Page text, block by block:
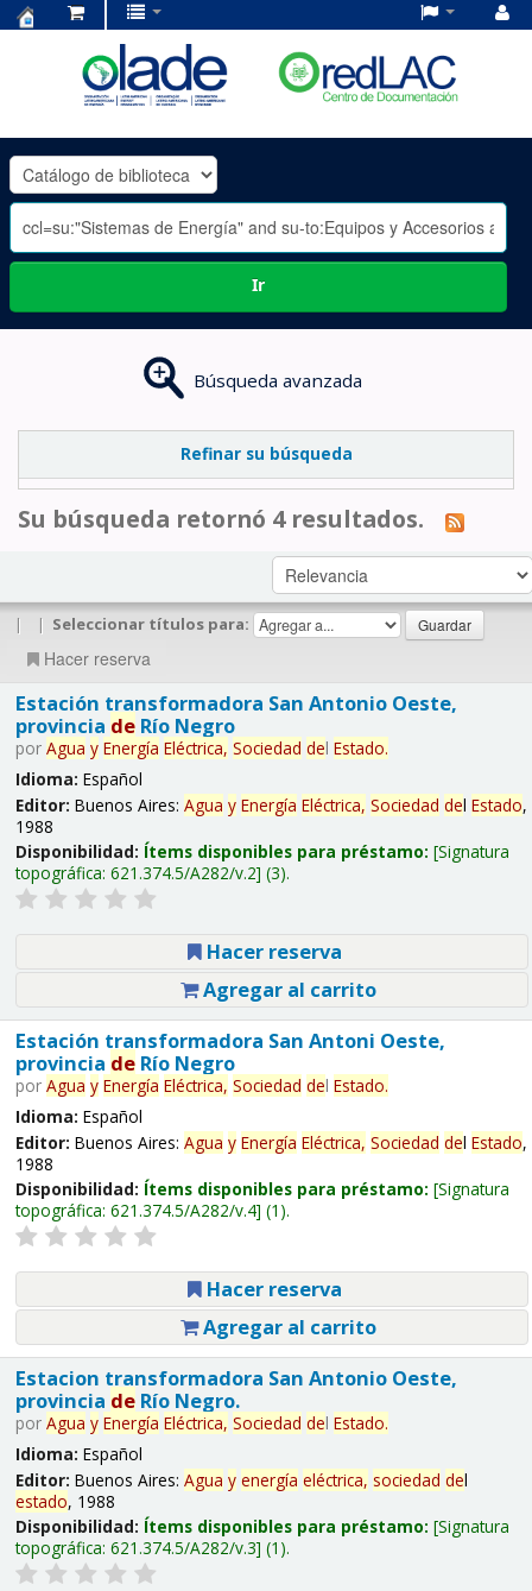
OLADE
-
Ir
Búsqueda avanzada
Refinar su búsqueda
Su búsqueda retornó 4 resultados.
| | Seleccionar títulos para:
Hacer reserva
Estación transformadora San Antonio Oeste,
provincia deRío Negro
por Agua y Energía Eléctrica, Sociedad del Estado.
Idioma: Español
Editor: Buenos Aires: Agua y Energía Eléctrica, Sociedad del Estado,
1988
Disponibilidad: Ítems disponibles para préstamo: Signatura
topográfica: 621.374.5/A282/v.2 (3).
Hacer reserva
Agregar al carrito
Estación transformadora San Antoni Oeste,
provincia deRío Negro
por Agua y Energía Eléctrica, Sociedad del Estado.
Idioma: Español
Editor: Buenos Aires: Agua y Energía Eléctrica, Sociedad del Estado,
1988
Disponibilidad: Ítems disponibles para préstamo: Signatura
topográfica: 621.374.5/A282/v.4 (1).
Hacer reserva
Agregar al carrito
Estacion transformadora San Antonio Oeste,
provincia deRío Negro.
por Agua y Energía Eléctrica, Sociedad del Estado.
Idioma: Español
Editor: Buenos Aires: Agua y energía eléctrica, sociedad del
estado, 1988
Disponibilidad: Ítems disponibles para préstamo: Signatura
topográfica: 621.374.5/A282/v.3 (1).